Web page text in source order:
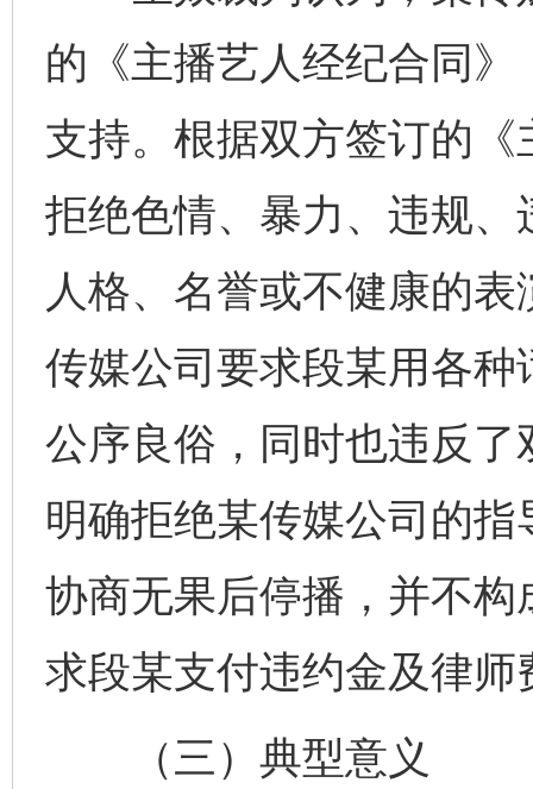
的《主播艺人经纪合同
支持。根据双方签订的
拒绝色情、暴力、违规
人格、名誉或不健康的
传媒公司要求段某用各
公序良俗，同时也违反
明确拒绝某传媒公司的
协商无果后停播，并不
求段某支付违约金及律
（三）典型意义